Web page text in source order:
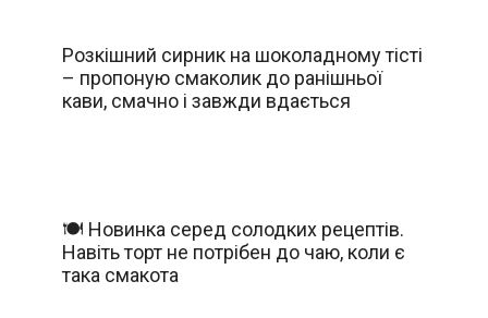
Розкішний сирник на шоколадному тісті
– пропоную смаколик до ранішньої
кави, смачно і завжди вдається
🍽️ Новинка серед солодких рецептів.
Навіть торт не потрібен до чаю, коли є
така смакота